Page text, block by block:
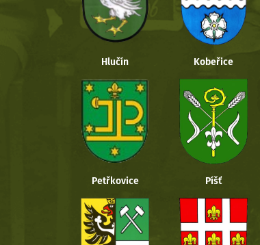
Hlučín Kobeřice
Petřkovice Píšť